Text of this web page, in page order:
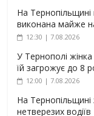
На
виконана майже
12:30 | 7.08.2026
У Тернополі
їй загрожує до 8
12:00 | 7.08.2026
На
нетверезих водіїв